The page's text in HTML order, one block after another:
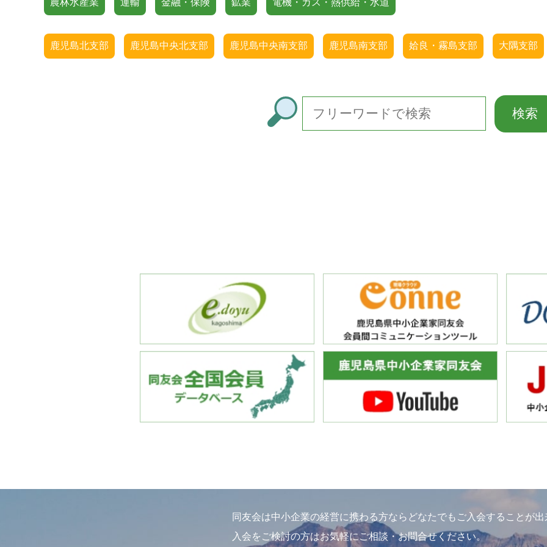
農林水産業 運輸 金融・保険 鉱業 電機・ガス・熱供給・水道
鹿児島北支部 鹿児島中央北支部 鹿児島中央南支部 鹿児島南支部 姶良・霧島支部 大隅支部
同友会は中小企業の経営に携わる方ならどなたでもご入会することが出
入会をご検討の方はお気軽にご相談・お問合せください。